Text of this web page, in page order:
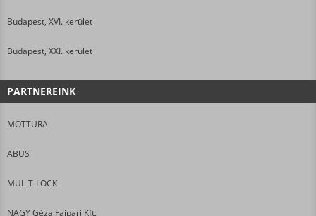
Budapest, XVI. kerület
Budapest, XXI. kerület
PARTNEREINK
MOTTURA
ABUS
MUL-T-LOCK
NAGY Géza Faipari Kft.